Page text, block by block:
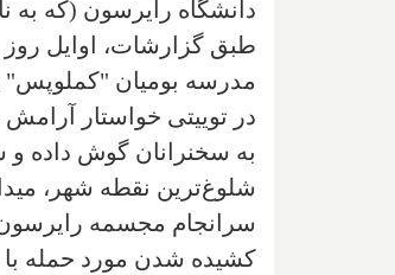
دانشگاه رایرسون (که به نام وی نامگذاری
مدرسه بومیان "کملوپس"
در توییتی خواستار
به سخنرانان گوش داده
شلوغ‌ترین نقطه شهر،
سرانجام مجسمه رایرسون
کشیده شدن مورد حمله